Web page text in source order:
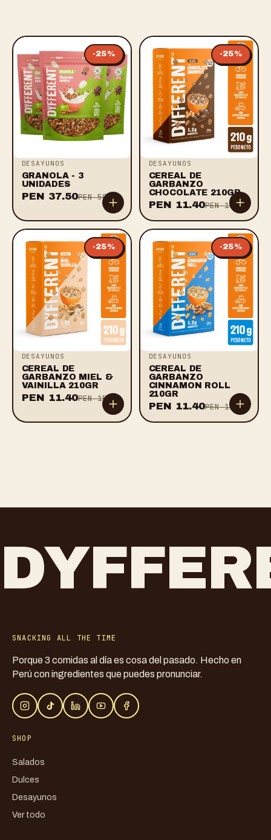
-25%
DESAYUNOS
GRANOLA - 3
UNIDADES
PEN 37.50PEN 50.00
-25%
DESAYUNOS
CEREAL DE
GARBANZO
CHOCOLATE 210GR
PEN 11.40PEN 15.20
-25%
DESAYUNOS
CEREAL DE
GARBANZO MIEL &
VAINILLA 210GR
PEN 11.40PEN 15.20
-25%
DESAYUNOS
CEREAL DE
GARBANZO
CINNAMON ROLL
210GR
PEN 11.40PEN 15.20
SNACKING ALL THE TIME
Porque 3 comidas al día es cosa del pasado. Hecho en
Perú con ingredientes que puedes pronunciar.
SHOP
Salados
Dulces
Desayunos
Ver todo